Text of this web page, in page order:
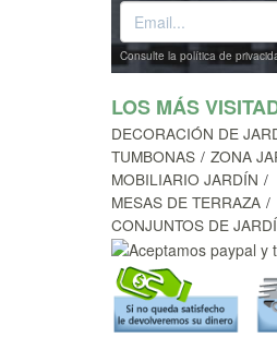
Consulte la política de
LOS MÁS
DECORACIÓN DE
TUMBONAS
ZONA
MOBILIARIO JARDÍN
MESAS DE TERRAZA
CONJUNTOS DE